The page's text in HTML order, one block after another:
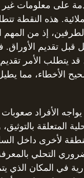
على معلومات غير
هذه النقطة
الطرفين، إذ من
قبل تقديم الأوراق.
يتطلب الأمر
الأخطاء، مما
الأفراد صعوبات
المتعلقة
لأخرى داخل
التحلي
في المكان الذي